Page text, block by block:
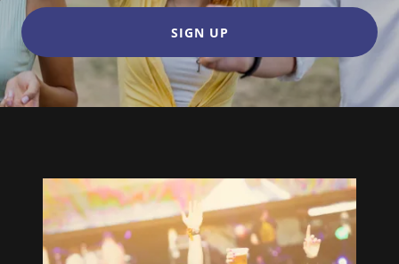
SIGN UP